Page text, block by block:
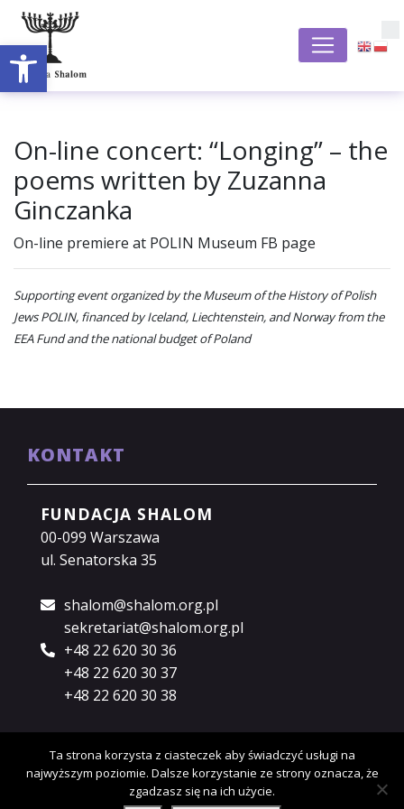
Otwórz pasek narzędzi
On-line concert: “Longing” – the
poems written by Zuzanna
Ginczanka
On-line premiere at POLIN Museum FB page
Supporting event organized by the Museum of the History of Polish
Jews POLIN, financed by Iceland, Liechtenstein, and Norway from the
EEA Fund and the national budget of Poland
KONTAKT
FUNDACJA SHALOM
00-099 Warszawa
ul. Senatorska 35
shalom@shalom.org.pl
sekretariat@shalom.org.pl
+48 22 620 30 36
+48 22 620 30 37
+48 22 620 30 38
Copyright © 2018 Fundacja Shalom.Polityka
prywatności.
Ta strona korzysta z ciasteczek aby świadczyć usługi na
najwyższym poziomie. Dalsze korzystanie ze strony oznacza, że
zgadzasz się na ich użycie.